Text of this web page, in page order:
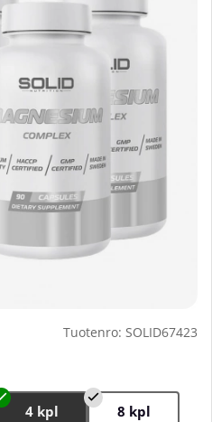
määrä 1Tuotenro: SOLID67423
4 kpl 8 kpl